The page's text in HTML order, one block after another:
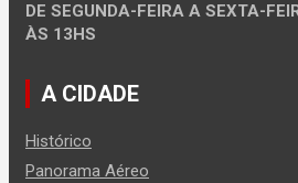
DE SEGUNDA-FEIRA A SEXTA-
ÀS 13HS
A CIDADE
Histórico
Panorama Aéreo